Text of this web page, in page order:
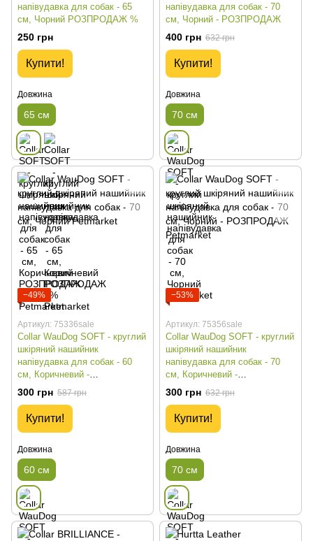
напівудавка для собак - 65
см, Чорний РОЗПРОДАЖ %
250 грн
Купити!
Довжина
65 см
напівудавка для собак - 70
см, Чорний - РОЗПРОДАЖ
400 грн 632 грн
Купити!
Довжина
70 см
−49%
Артикул: 75336sale
Collar WauDog SOFT - круглий
шкіряний нашийник
напівудавка для собак - 60
см, Коричневий -
РОЗПРОДАЖ
300 грн 587 грн
Купити!
Довжина
60 см
−53%
Артикул: 75356sale
Collar WauDog SOFT - круглий
шкіряний нашийник
напівудавка для собак - 70
см, Коричневий -
РОЗПРОДАЖ
300 грн 632 грн
Купити!
Довжина
70 см